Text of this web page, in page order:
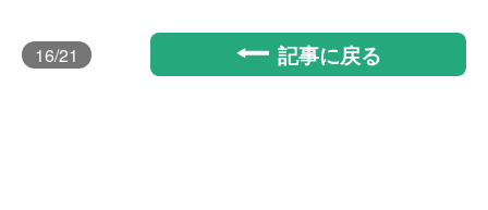
16/21 記事に戻る